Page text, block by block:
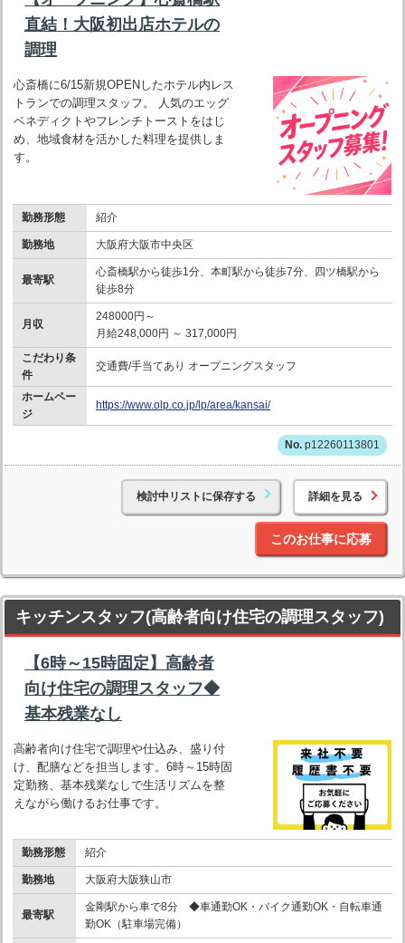
直結！大阪初出店ホテルの
調理
心斎橋に6/15新規OPENしたホテル内レス
トランでの調理スタッフ。 人気のエッグ
ベネディクトやフレンチトーストをはじ
め、地域食材を活かした料理を提供しま
す。
勤務形態 紹介
勤務地 大阪府大阪市中央区
最寄駅
心斎橋駅から徒歩1分、本町駅から徒歩7分、四ツ橋駅から
徒歩8分
月収
248000円～
月給248,000円 ～ 317,000円
こだわり条
件
交通費/手当てあり オープニングスタッフ
ホームペー
ジ
https://www.olp.co.jp/lp/area/kansai/
p12260113801
検討中リストに保存する 詳細を見る
このお仕事に応募
キッチンスタッフ(高齢者向け住宅の調理スタッフ)
【6時～15時固定】高齢者
向け住宅の調理スタッフ◆
基本残業なし
高齢者向け住宅で調理や仕込み、盛り付
け、配膳などを担当します。6時～15時固
定勤務、基本残業なしで生活リズムを整
えながら働けるお仕事です。
勤務形態 紹介
勤務地 大阪府大阪狭山市
最寄駅
金剛駅から車で8分 ◆車通勤OK・バイク通勤OK・自転車通
勤OK（駐車場完備）